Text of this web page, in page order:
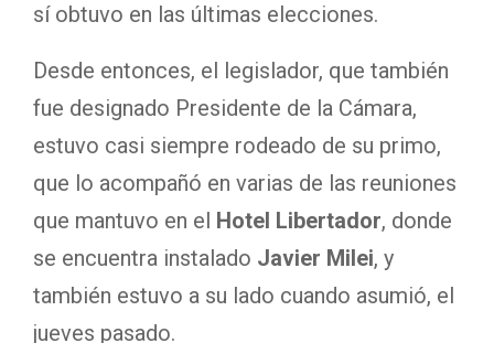
sí obtuvo en las últimas elecciones.
Desde entonces, el legislador, que también
fue designado Presidente de la Cámara,
estuvo casi siempre rodeado de su primo,
que lo acompañó en varias de las reuniones
que mantuvo en el Hotel Libertador, donde
se encuentra instalado Javier Milei, y
también estuvo a su lado cuando asumió, el
jueves pasado.